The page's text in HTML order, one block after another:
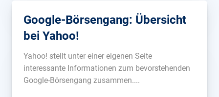
Google-Börsengang: Übersicht
bei Yahoo!
Yahoo! stellt unter einer eigenen Seite
interessante Informationen zum bevorstehenden
Google-Börsengang zusammen....